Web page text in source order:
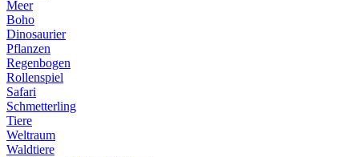
Meer
Boho
Dinosaurier
Pflanzen
Regenbogen
Rollenspiel
Safari
Schmetterling
Tiere
Weltraum
Waldtiere